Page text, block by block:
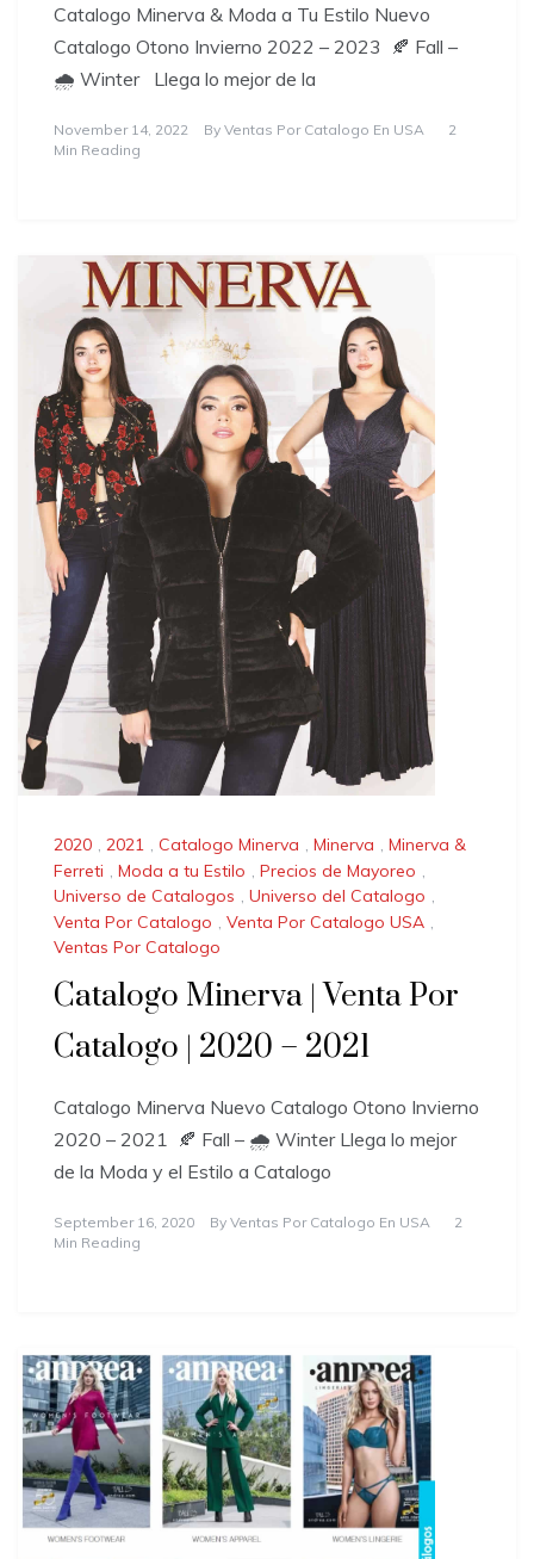
Catalogo Minerva & Moda a Tu Estilo Nuevo
Catalogo Otono Invierno 2022 – 2023 🍂 Fall –
🌧️ Winter Llega lo mejor de la
November 14, 2022 By Ventas Por Catalogo En USA
2
Min Reading
2020 , 2021 , Catalogo Minerva , Minerva , Minerva &
Ferreti , Moda a tu Estilo , Precios de Mayoreo ,
Universo de Catalogos , Universo del Catalogo ,
Venta Por Catalogo , Venta Por Catalogo USA ,
Ventas Por Catalogo
Catalogo Minerva | Venta Por
Catalogo | 2020 – 2021
Catalogo Minerva Nuevo Catalogo Otono Invierno
2020 – 2021 🍂 Fall – 🌧️ Winter Llega lo mejor
de la Moda y el Estilo a Catalogo
September 16, 2020 By Ventas Por Catalogo En USA
2
Min Reading